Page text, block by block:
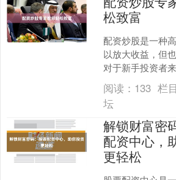
松致富
配资炒股是一种
以放大收益，但
对于新手投资者
股轻松致富，需
点： **1. 选择正
阅读： 133 栏
坛
解锁财富密
配资中心，
更轻松